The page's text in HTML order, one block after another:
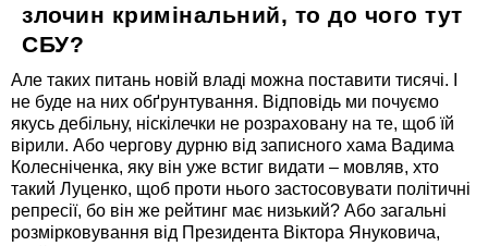
злочин кримінальний, то до чого тут
СБУ?
Але таких питань новій владі можна поставити тисячі. І
не буде на них обґрунтування. Відповідь ми почуємо
якусь дебільну, ніскілечки не розраховану на те, щоб їй
вірили. Або чергову дурню від записного хама Вадима
Колесніченка, яку він уже встиг видати – мовляв, хто
такий Луценко, щоб проти нього застосовувати політичні
репресії, бо він же рейтинг має низький? Або загальні
розмірковування від Президента Віктора Януковича,